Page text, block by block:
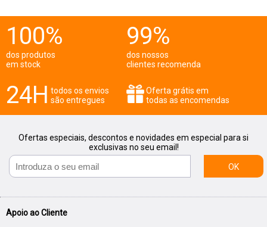
100%
dos produtos
em stock
99%
dos nossos
clientes recomenda
24H todos os envios
são entregues
Oferta grátis em
todas as encomendas
Ofertas especiais, descontos e novidades em especial para si
exclusivas no seu email!
OK
Apoio ao Cliente